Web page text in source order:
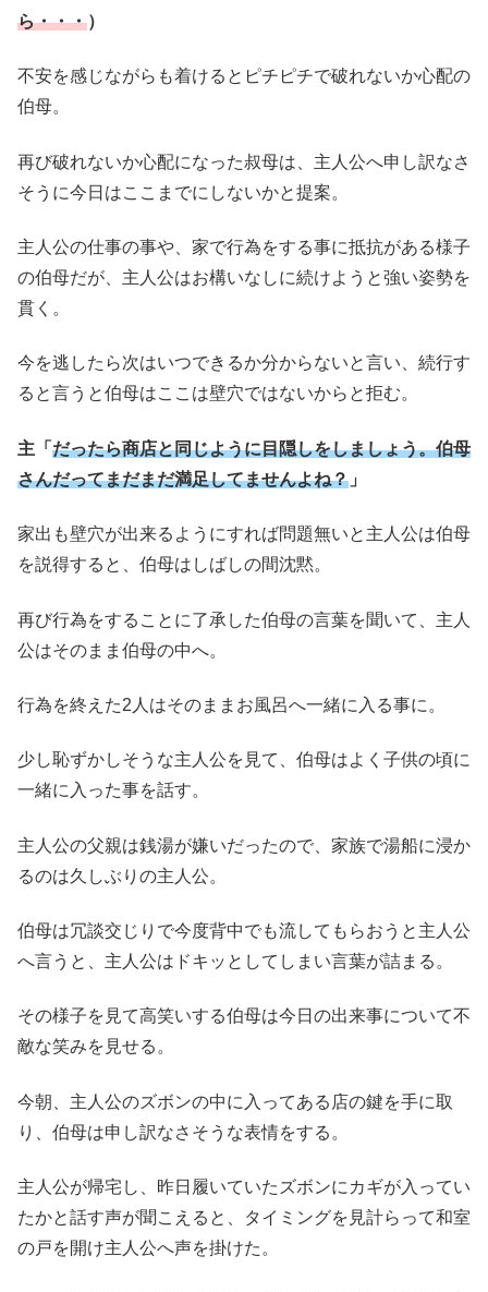
ら・・・）
不安を感じながらも着けるとピチピチで破れないか心配の
伯母。
再び破れないか心配になった叔母は、主人公へ申し訳なさ
そうに今日はここまでにしないかと提案。
主人公の仕事の事や、家で行為をする事に抵抗がある様子
の伯母だが、主人公はお構いなしに続けようと強い姿勢を
貫く。
今を逃したら次はいつできるか分からないと言い、続行す
ると言うと伯母はここは壁穴ではないからと拒む。
主「 だったら商店と同じように目隠しをしましょう。伯母
さんだってまだまだ満足してませんよね？ 」
家出も壁穴が出来るようにすれば問題無いと主人公は伯母
を説得すると、伯母はしばしの間沈黙。
再び行為をすることに了承した伯母の言葉を聞いて、主人
公はそのまま伯母の中へ。
行為を終えた2人はそのままお風呂へ一緒に入る事に。
少し恥ずかしそうな主人公を見て、伯母はよく子供の頃に
一緒に入った事を話す。
主人公の父親は銭湯が嫌いだったので、家族で湯船に浸か
るのは久しぶりの主人公。
伯母は冗談交じりで今度背中でも流してもらおうと主人公
へ言うと、主人公はドキッとしてしまい言葉が詰まる。
その様子を見て高笑いする伯母は今日の出来事について不
敵な笑みを見せる。
今朝、主人公のズボンの中に入ってある店の鍵を手に取
り、伯母は申し訳なさそうな表情をする。
主人公が帰宅し、昨日履いていたズボンにカギが入ってい
たかと話す声が聞こえると、タイミングを見計らって和室
の戸を開け主人公へ声を掛けた。